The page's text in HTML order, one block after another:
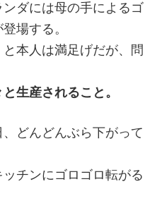
ダには母の手によるゴ
場する。
と本人は満足げだが、問
生産されること。
どんどんぶら下がって
ッチンにゴロゴロ転がる